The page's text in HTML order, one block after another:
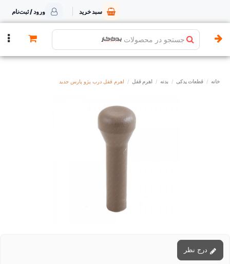
سبد خرید ورود / ثبت‌نام
جستجو در محصولات
خانه قطعات یدکی بدنه اهرم قفل اهرم قفل درب پژو پارس جدید